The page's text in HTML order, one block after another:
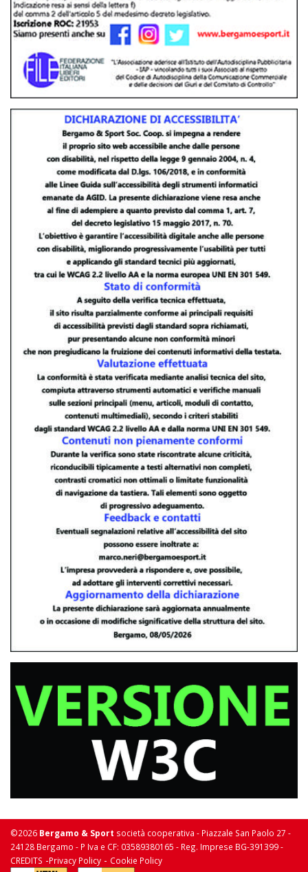
©2026 Bergamo & Sport società cooperativa - Piazzale San Paolo 27 -
24128 Bergamo - P Iva e CF: 03589380165 - Reg. Imprese BG-391399 -
CREDITS -Privacy Policy - Cookie Policy